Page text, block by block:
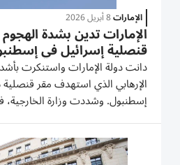
الإمارات8 أبريل 2026
الإمارات تدين بشدة
قنصلية إسرائيل في
دانت دولة الإمارات واستنكرت
الإرهابي الذي استهدف مقر
إسطنبول. وشددت وزارة
الإمارات القاطع لمثل هذه
المقار والبعثات الدبلوماسية